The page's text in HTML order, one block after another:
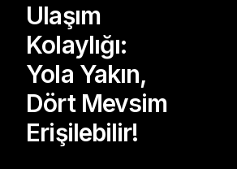
Ulaşım
Kolaylığı:
Yola Yakın,
Dört Mevsim
Erişilebilir!